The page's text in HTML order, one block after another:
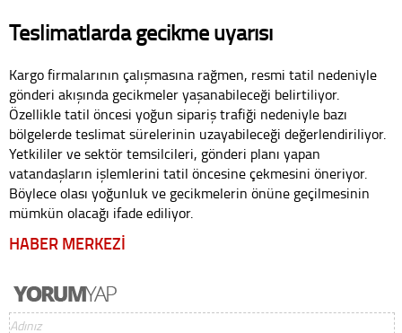
Teslimatlarda gecikme uyarısı
Kargo firmalarının çalışmasına rağmen, resmi tatil nedeniyle
gönderi akışında gecikmeler yaşanabileceği belirtiliyor.
Özellikle tatil öncesi yoğun sipariş trafiği nedeniyle bazı
bölgelerde teslimat sürelerinin uzayabileceği değerlendiriliyor.
Yetkililer ve sektör temsilcileri, gönderi planı yapan
vatandaşların işlemlerini tatil öncesine çekmesini öneriyor.
Böylece olası yoğunluk ve gecikmelerin önüne geçilmesinin
mümkün olacağı ifade ediliyor.
HABER MERKEZİ